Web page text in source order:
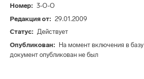
Номер
3-О-О
Редакция от
29.01.2009
Статус
Действует
Опубликован
На момент включения в базу
документ опубликован не был